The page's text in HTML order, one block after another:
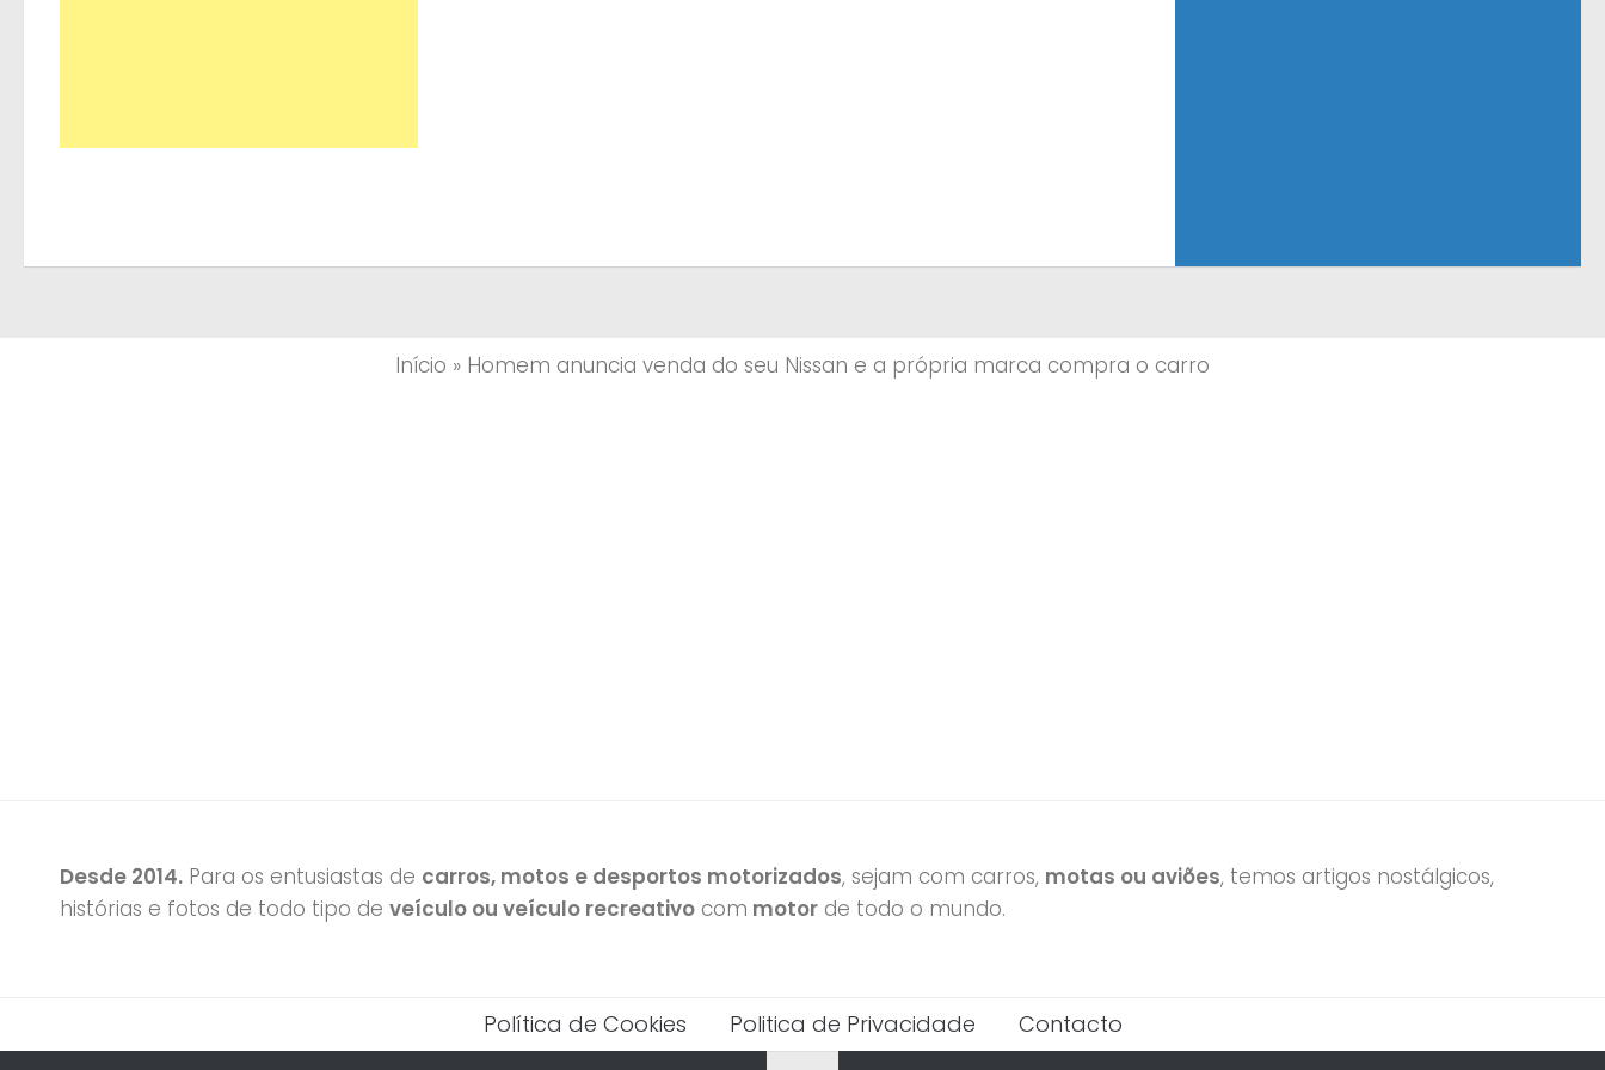
Início » Homem anuncia venda do seu Nissan e a própria marca compra o carro
Desde 2014. Para os entusiastas de carros, motos e desportos motorizados, sejam com carros, motas ou aviões, temos artigos nostálgicos,
histórias e fotos de todo tipo de veículo ou veículo recreativo com motor de todo o mundo.
Política de Cookies Politica de Privacidade Contacto